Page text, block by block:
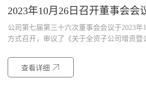
2023年10月26日召开董事会会
公司第七届第三十六次董事会会议于2023年
方式召开，审议了《关于全资子公司增资暨
查看详细